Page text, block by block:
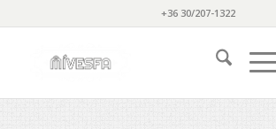
+36 30/207-1322